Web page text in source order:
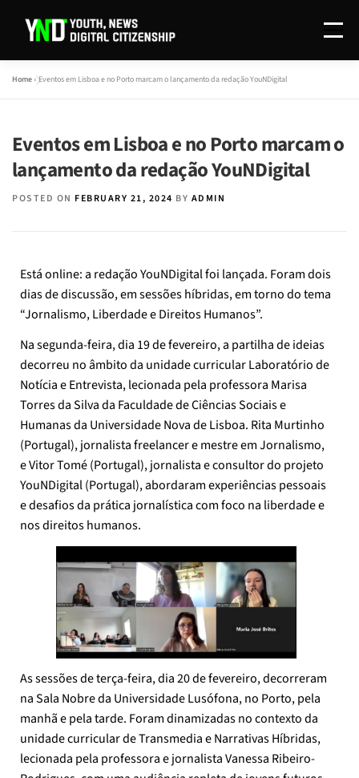
O PROJETO INVESTIGAÇÃO
DISSEMINAÇÃO CONTACTOS EN
Home »Eventos em Lisboa e no Porto marcam o lançamento da redação YouNDigital
Eventos em Lisboa e no Porto marcam o
lançamento da redação YouNDigital
POSTED ON FEBRUARY 21, 2024 BY ADMIN
Está online: a redação YouNDigital foi lançada. Foram dois
dias de discussão, em sessões híbridas, em torno do tema
“Jornalismo, Liberdade e Direitos Humanos”.
Na segunda-feira, dia 19 de fevereiro, a partilha de ideias
decorreu no âmbito da unidade curricular Laboratório de
Notícia e Entrevista, lecionada pela professora Marisa
Torres da Silva da Faculdade de Ciências Sociais e
Humanas da Universidade Nova de Lisboa. Rita Murtinho
(Portugal), jornalista freelancer e mestre em Jornalismo,
e Vitor Tomé (Portugal), jornalista e consultor do projeto
YouNDigital (Portugal), abordaram experiências pessoais
e desafios da prática jornalística com foco na liberdade e
nos direitos humanos.
As sessões de terça-feira, dia 20 de fevereiro, decorreram
na Sala Nobre da Universidade Lusófona, no Porto, pela
manhã e pela tarde. Foram dinamizadas no contexto da
unidade curricular de Transmedia e Narrativas Híbridas,
lecionada pela professora e jornalista Vanessa Ribeiro-